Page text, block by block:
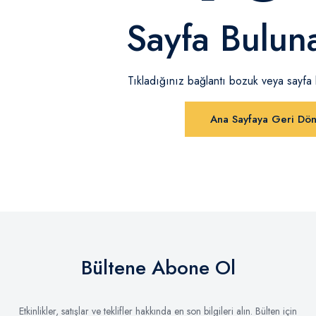
Sayfa
Tıkladığınız bağlantı bozuk veya sayfa
Ana Sayfaya Geri Dön
Bültene Abone Ol
Etkinlikler, satışlar ve teklifler hakkında en son bilgileri alın. Bülten için